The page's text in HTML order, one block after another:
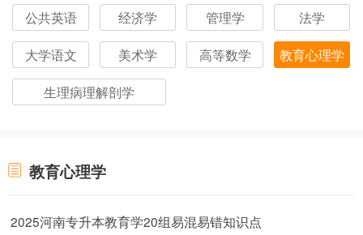
公共英语 经济学 管理学 法学
大学语文 美术学 高等数学 教育心理学
生理病理解剖学
教育心理学
2025河南专升本教育学20组易混易错知识点